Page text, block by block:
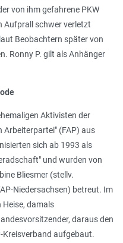
von ihm gefahrene PKW
Aufprall schwer verletzt
Beobachtern später von
Ronny P. gilt als Anhänger
Aktivisten der
Arbeiterpartei" (FAP) aus
sich ab 1993 als
und wurden von
Bliesmer (stellv.
Niedersachsen) betreut. Im
damals
daraus den
Kreisverband aufgebaut.